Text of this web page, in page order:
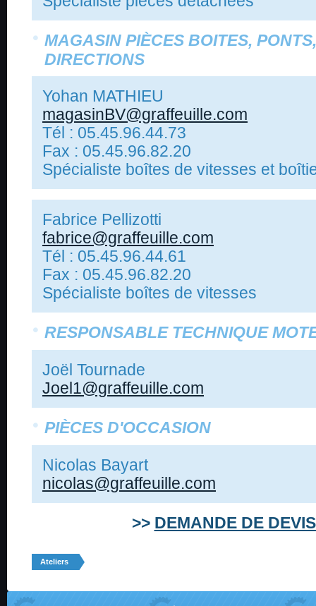
MAGASIN PIÈCES BOITES,
DIRECTIONS
Yohan MATHIEU
magasinBV@graffeuille.com
Tél : 05.45.96.44.73
Fax : 05.45.96.82.20
Spécialiste boîtes de vitesses et
Fabrice Pellizotti
fabrice@graffeuille.com
Tél : 05.45.96.44.61
Fax : 05.45.96.82.20
Spécialiste boîtes de vitesses
RESPONSABLE TECHNIQUE
Joël Tournade
Joel1@graffeuille.com
PIÈCES D'OCCASION
Nicolas Bayart
nicolas@graffeuille.com
>> DEMANDE DE
Ateliers